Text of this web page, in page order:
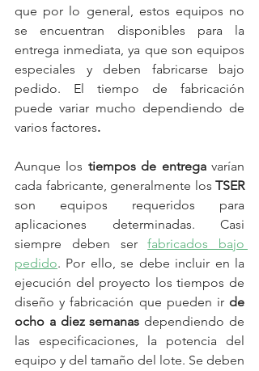
que por lo general, estos equipos no
se encuentran disponibles para la
entrega inmediata, ya que son equipos
especiales y deben fabricarse bajo
pedido. El tiempo de fabricación
puede variar mucho dependiendo de
varios factores.
Aunque los tiempos de entrega varían
cada fabricante, generalmente los TSER
son equipos requeridos para
aplicaciones determinadas. Casi
siempre deben ser fabricados bajo
pedido. Por ello, se debe incluir en la
ejecución del proyecto los tiempos de
diseño y fabricación que pueden ir de
ocho a diez semanas dependiendo de
las especificaciones, la potencia del
equipo y del tamaño del lote. Se deben